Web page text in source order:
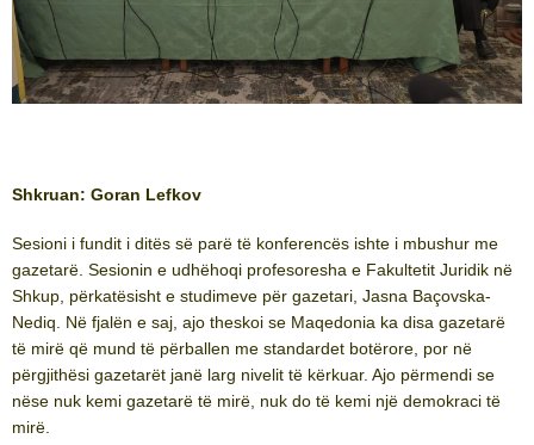
Shkruan: Goran Lefkov
Sesioni i fundit i ditës së parë të konferencës ishte i mbushur me
gazetarë. Sesionin e udhëhoqi profesoresha e Fakultetit Juridik në
Shkup, përkatësisht e studimeve për gazetari, Jasna Baçovska-
Nediq. Në fjalën e saj, ajo theskoi se Maqedonia ka disa gazetarë
të mirë që mund të përballen me standardet botërore, por në
përgjithësi gazetarët janë larg nivelit të kërkuar. Ajo përmendi se
nëse nuk kemi gazetarë të mirë, nuk do të kemi një demokraci të
mirë.